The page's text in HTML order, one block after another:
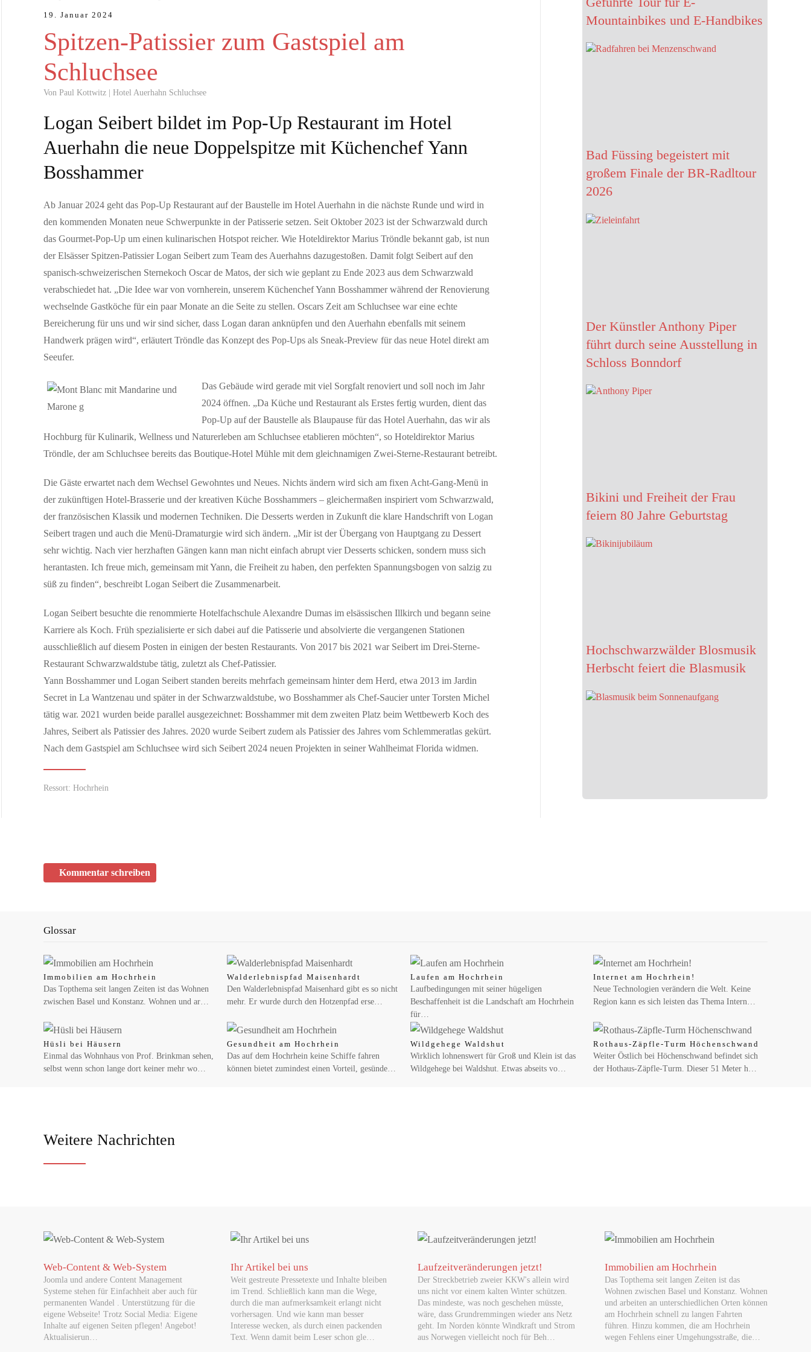
Public Viewing Schweiz vs. Argentinien – Die Fussballnacht in Schaffhausen
Erlebe das Spiel Argentinien vs. Schweiz in einmaliger Atmosphäre beim offiziellen Public Viewing im Munotsaal der FCS Arena.Freue dich auf…
MAI 22, 2026
Willkommen auf der neuen FCS-Homepage
Der FC Schaffhausen freut sich, seine neue Homepage präsentieren zu dürfen. Modern, schlicht, übersichtlich und selbstverständlich in…
JUNI 02, 2026
Waldshut-Tiengen — Formenreich wie im Rokoko und futuristisch wie aus einem Science-Fiction-Film sind die Arbeiten von Stefan Gross, die…
MAI 22, 2026
Auszeichnung für digitale Demokratie-Innovation
„Wahlkompass“ der Erzdiözese gewinnt Deutschen Preis für Onlinekommunikation Freiburg (pef). Großer Erfolg für die digitale politische…
MAI 29, 2026
Am 29. Mai 2026 jährt sich die Sturzflut in Braunsbach zum zehnten Mal
JUNI 01, 2026
ZURZACH Care baut die etablierte Rehaklinik Limmattal aus
MAI 14, 2026
Zähl mit: Wie viele Wildbienen summen in deinem Garten?
Wildbiene + Partner ruft am Weltbienentag zur ersten App-basierten Wildbienen-Zählung auf Konstanz – Wer gerade aufmerksam durch den Garten…
Die Wirtschaftlichkeit des Batteriespeichers in drei Schritten berechnen Zukunft Altbau: Batteriespeicher sind inzwischen profitabel. Wer…
Erster Grundschul-Robotikwettbewerb im Landkreis Waldshut begeistert Schülerinnen und Schüler
Waldshut-Tiengen, 18.05.2026 — Robotik, Kreativität und Teamgeist standen am 5. Mai 2026 im Mittelpunkt: Das Kreismedienzentrum Waldshut…
MAI 26, 2026
Internationale Lotterien im Trend: Warum EuroJackpot online immer mehr Aufmerksamkeit erhält
19. Januar 2024
Spitzen-Patissier zum Gastspiel am
Schluchsee
Von Paul Kottwitz | Hotel Auerhahn Schluchsee
Logan Seibert bildet im Pop-Up Restaurant im Hotel
Auerhahn die neue Doppelspitze mit Küchenchef Yann
Bosshammer
Ab Januar 2024 geht das Pop-Up Restaurant auf der Baustelle im Hotel Auerhahn in die nächste Runde und wird in
den kommenden Monaten neue Schwerpunkte in der Patisserie setzen. Seit Oktober 2023 ist der Schwarzwald durch
das Gourmet-Pop-Up um einen kulinarischen Hotspot reicher. Wie Hoteldirektor Marius Tröndle bekannt gab, ist nun
der Elsässer Spitzen-Patissier Logan Seibert zum Team des Auerhahns dazugestoßen. Damit folgt Seibert auf den
spanisch-schweizerischen Sternekoch Oscar de Matos, der sich wie geplant zu Ende 2023 aus dem Schwarzwald
verabschiedet hat. „Die Idee war von vornherein, unserem Küchenchef Yann Bosshammer während der Renovierung
wechselnde Gastköche für ein paar Monate an die Seite zu stellen. Oscars Zeit am Schluchsee war eine echte
Bereicherung für uns und wir sind sicher, dass Logan daran anknüpfen und den Auerhahn ebenfalls mit seinem
Handwerk prägen wird“, erläutert Tröndle das Konzept des Pop-Ups als Sneak-Preview für das neue Hotel direkt am
Seeufer.
Das Gebäude wird gerade mit viel Sorgfalt renoviert und soll noch im Jahr
2024 öffnen. „Da Küche und Restaurant als Erstes fertig wurden, dient das
Pop-Up auf der Baustelle als Blaupause für das Hotel Auerhahn, das wir als
Hochburg für Kulinarik, Wellness und Naturerleben am Schluchsee etablieren möchten“, so Hoteldirektor Marius
Tröndle, der am Schluchsee bereits das Boutique-Hotel Mühle mit dem gleichnamigen Zwei-Sterne-Restaurant betreibt.
Die Gäste erwartet nach dem Wechsel Gewohntes und Neues. Nichts ändern wird sich am fixen Acht-Gang-Menü in
der zukünftigen Hotel-Brasserie und der kreativen Küche Bosshammers – gleichermaßen inspiriert vom Schwarzwald,
der französischen Klassik und modernen Techniken. Die Desserts werden in Zukunft die klare Handschrift von Logan
Seibert tragen und auch die Menü-Dramaturgie wird sich ändern. „Mir ist der Übergang von Hauptgang zu Dessert
sehr wichtig. Nach vier herzhaften Gängen kann man nicht einfach abrupt vier Desserts schicken, sondern muss sich
herantasten. Ich freue mich, gemeinsam mit Yann, die Freiheit zu haben, den perfekten Spannungsbogen von salzig zu
süß zu finden“, beschreibt Logan Seibert die Zusammenarbeit.
Logan Seibert besuchte die renommierte Hotelfachschule Alexandre Dumas im elsässischen Illkirch und begann seine
Karriere als Koch. Früh spezialisierte er sich dabei auf die Patisserie und absolvierte die vergangenen Stationen
ausschließlich auf diesem Posten in einigen der besten Restaurants. Von 2017 bis 2021 war Seibert im Drei-Sterne-
Restaurant Schwarzwaldstube tätig, zuletzt als Chef-Patissier.
Yann Bosshammer und Logan Seibert standen bereits mehrfach gemeinsam hinter dem Herd, etwa 2013 im Jardin
Secret in La Wantzenau und später in der Schwarzwaldstube, wo Bosshammer als Chef-Saucier unter Torsten Michel
tätig war. 2021 wurden beide parallel ausgezeichnet: Bosshammer mit dem zweiten Platz beim Wettbewerb Koch des
Jahres, Seibert als Patissier des Jahres. 2020 wurde Seibert zudem als Patissier des Jahres vom Schlemmeratlas gekürt.
Nach dem Gastspiel am Schluchsee wird sich Seibert 2024 neuen Projekten in seiner Wahlheimat Florida widmen.
Ressort: Hochrhein
Mountainbikes und E-Handbikes
Bad Füssing begeistert mit
großem Finale der BR-Radltour
2026
Der Künstler Anthony Piper
führt durch seine Ausstellung in
Schloss Bonndorf
Bikini und Freiheit der Frau
feiern 80 Jahre Geburtstag
Hochschwarzwälder Blosmusik
Herbscht feiert die Blasmusik
Kommentar schreiben
Glossar
Immobilien am Hochrhein
Das Topthema seit langen Zeiten ist das Wohnen
zwischen Basel und Konstanz. Wohnen und ar…
Walderlebnispfad Maisenhardt
Den Walderlebnispfad Maisenhard gibt es so nicht
mehr. Er wurde durch den Hotzenpfad erse…
Laufen am Hochrhein
Laufbedingungen mit seiner hügeligen
Beschaffenheit ist die Landschaft am Hochrhein
für…
Internet am Hochrhein!
Neue Technologien verändern die Welt. Keine
Region kann es sich leisten das Thema Intern…
Hüsli bei Häusern
Einmal das Wohnhaus von Prof. Brinkman sehen,
selbst wenn schon lange dort keiner mehr wo…
Gesundheit am Hochrhein
Das auf dem Hochrhein keine Schiffe fahren
können bietet zumindest einen Vorteil, gesünde…
Wildgehege Waldshut
Wirklich lohnenswert für Groß und Klein ist das
Wildgehege bei Waldshut. Etwas abseits vo…
Rothaus-Zäpfle-Turm Höchenschwand
Weiter Östlich bei Höchenschwand befindet sich
der Hothaus-Zäpfle-Turm. Dieser 51 Meter h…
Weitere Nachrichten
Web-Content & Web-System
Joomla und andere Content Management
Systeme stehen für Einfachheit aber auch für
permanenten Wandel . Unterstützung für die
eigene Webseite! Trotz Social Media: Eigene
Inhalte auf eigenen Seiten pflegen! Angebot!
Aktualisierun…
Ihr Artikel bei uns
Weit gestreute Pressetexte und Inhalte bleiben
im Trend. Schließlich kann man die Wege,
durch die man aufmerksamkeit erlangt nicht
vorhersagen. Und wie kann man besser
Interesse wecken, als durch einen packenden
Text. Wenn damit beim Leser schon gle…
Laufzeitveränderungen jetzt!
Der Streckbetrieb zweier KKW's allein wird
uns nicht vor einem kalten Winter schützen.
Das mindeste, was noch geschehen müsste,
wäre, dass Grundremmingen wieder ans Netz
geht. Im Norden könnte Windkraft und Strom
aus Norwegen vielleicht noch für Beh…
Immobilien am Hochrhein
Das Topthema seit langen Zeiten ist das
Wohnen zwischen Basel und Konstanz. Wohnen
und arbeiten an unterschiedlichen Orten können
am Hochrhein schnell zu langen Fahrten
führen. Hinzu kommen, die am Hochrhein
wegen Fehlens einer Umgehungsstraße, die…